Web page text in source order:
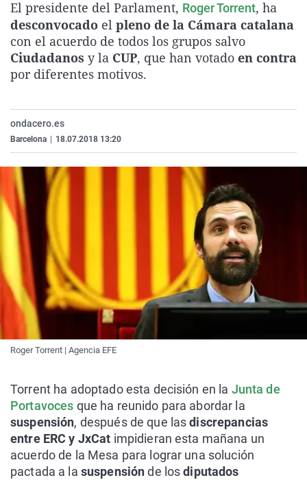
La rosa de los vientos
Gente viajera
Como el perro y el
Caso
Retornados
Equipo de
Extremadura
Galicia
La Rioja
País Vasco
Virales
Televisión
Elecciones
El presidente del Parlament, Roger Torrent, ha
desconvocado el pleno de la Cámara catalana
con el acuerdo de todos los grupos salvo
Ciudadanos y la CUP, que han votado en contra
por diferentes motivos.
ondacero.es
Barcelona 18.07.2018 13:20
Roger Torrent | Agencia EFE
Torrent ha adoptado esta decisión en la Junta de
Portavoces que ha reunido para abordar la
suspensión, después de que lasdiscrepancias
entre ERC y JxCat impidieran esta mañana un
acuerdo de la Mesa para lograr una solución
pactada a la suspensiónde losdiputados